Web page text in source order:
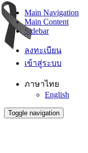
Main Navigation
Main Content
Sidebar
ลงทะเบียน
เข้าสู่ระบบ
ภาษาไทย
English
Toggle navigation